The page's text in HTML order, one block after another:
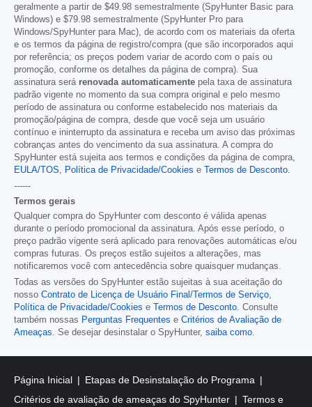
geralmente a partir de $49.98 semestralmente (SpyHunter Basic para
Windows) e $79.98 semestralmente (SpyHunter Pro para
Windows/SpyHunter para Mac), de acordo com os materiais da oferta
e os termos da página de registro/compra (que são incorporados aqui
por referência; os preços podem variar de acordo com o país ou
promoção, conforme os detalhes da página de compra). Sua
assinatura será renovada automaticamente pela taxa de assinatura
padrão vigente no momento da sua compra original e pelo mesmo
período de assinatura ou conforme estabelecido nos materiais da
promoção/página de compra, desde que você seja um usuário
contínuo e ininterrupto da assinatura e receba um aviso das próximas
cobranças antes do vencimento da sua assinatura. A compra do
SpyHunter está sujeita aos termos e condições da página de compra,
EULA/TOS
Política de Privacidade/Cookies e Termos de Desconto
------
Termos gerais
Qualquer compra do SpyHunter com desconto é válida apenas
durante o período promocional da assinatura. Após esse período, o
preço padrão vigente será aplicado para renovações automáticas e/ou
compras futuras. Os preços estão sujeitos a alterações, mas
notificaremos você com antecedência sobre quaisquer mudanças.
Todas as versões do SpyHunter estão sujeitas à sua aceitação do
nosso Contrato de Licença de Usuário Final/Termos de Serviço
Política de Privacidade/Cookies e Termos de Desconto . Consulte
também nossas Perguntas Frequentes e Critérios de Avaliação de
Ameaças . Se desejar desinstalar o SpyHunter, saiba como
Página Inicial
Etapas de Desinstalação do Programa
Critérios de avaliação de ameaças do SpyHunter
Termos e